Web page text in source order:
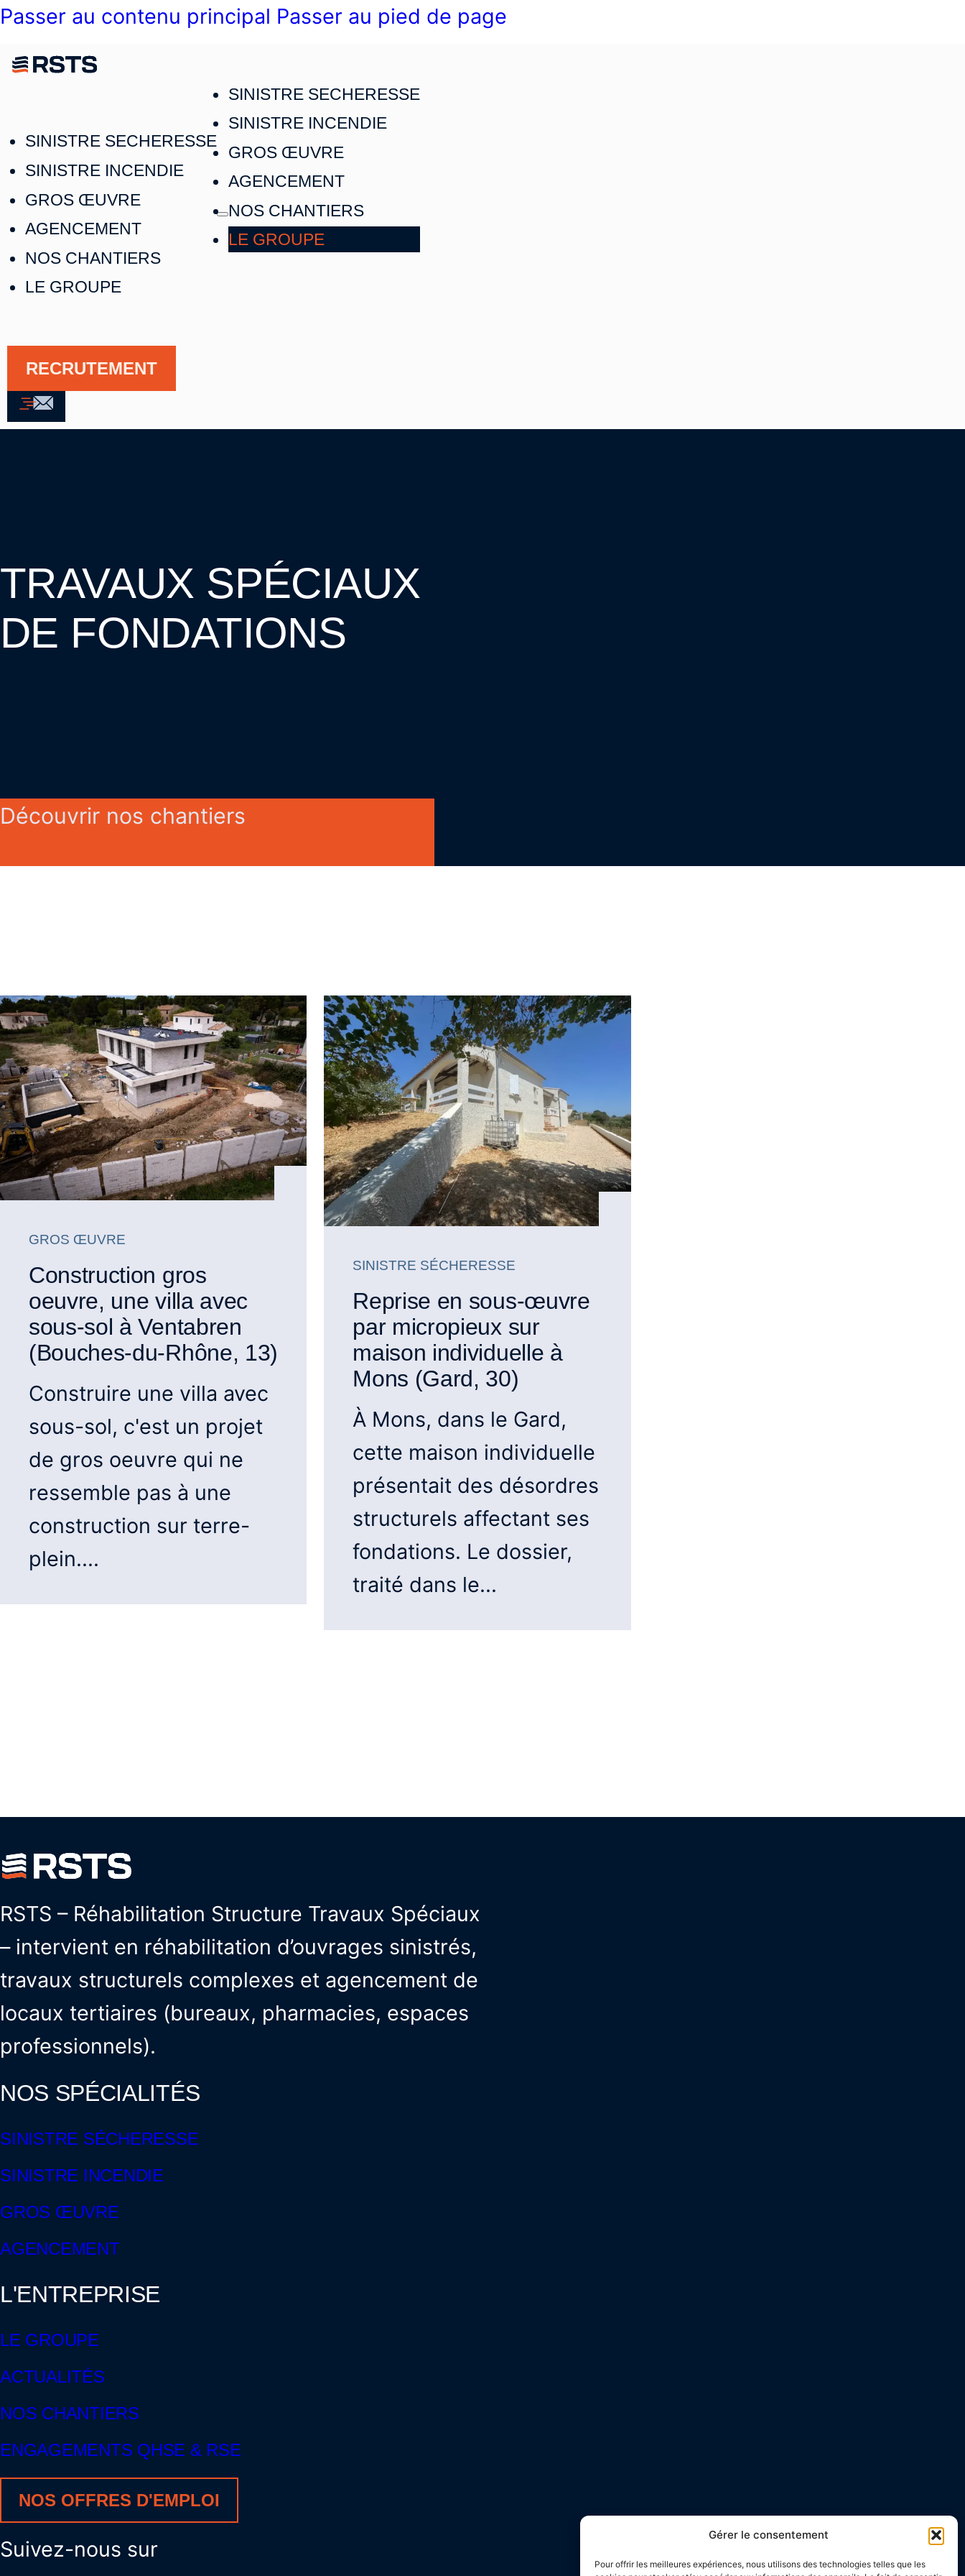
Gérer le consentement
Pour offrir les meilleures expériences, nous utilisons des technologies telles que les
Passer au contenu principal Passer au pied de page
SINISTRE SECHERESSE
SINISTRE INCENDIE
GROS ŒUVRE
AGENCEMENT
NOS CHANTIERS
LE GROUPE
SINISTRE SECHERESSE
SINISTRE INCENDIE
GROS ŒUVRE
AGENCEMENT
NOS CHANTIERS
LE GROUPE
RECRUTEMENT
TRAVAUX SPÉCIAUX
DE FONDATIONS
Découvrir nos chantiers
GROS ŒUVRE
Construction gros
oeuvre, une villa avec
sous-sol à Ventabren
(Bouches-du-Rhône, 13)
Construire une villa avec
sous-sol, c'est un projet
de gros oeuvre qui ne
ressemble pas à une
construction sur terre-
plein....
SINISTRE SÉCHERESSE
Reprise en sous-œuvre
par micropieux sur
maison individuelle à
Mons (Gard, 30)
À Mons, dans le Gard,
cette maison individuelle
présentait des désordres
structurels affectant ses
fondations. Le dossier,
traité dans le...
RSTS – Réhabilitation Structure Travaux Spéciaux
– intervient en réhabilitation d’ouvrages sinistrés,
travaux structurels complexes et agencement de
locaux tertiaires (bureaux, pharmacies, espaces
professionnels).
NOS SPÉCIALITÉS
SINISTRE SÉCHERESSE
SINISTRE INCENDIE
GROS ŒUVRE
AGENCEMENT
L'ENTREPRISE
LE GROUPE
ACTUALITÉS
NOS CHANTIERS
ENGAGEMENTS QHSE & RSE
NOS OFFRES D'EMPLOI
Suivez-nous sur